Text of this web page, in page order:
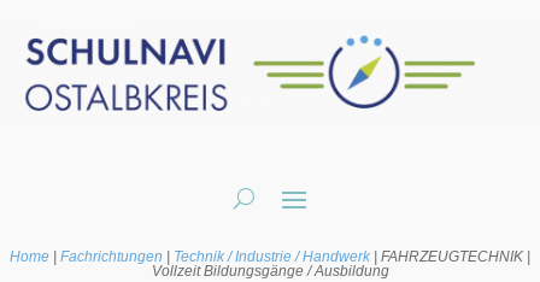
Home Fachrichtungen Technik / Industrie / Handwerk
FAHRZEUGTECHNIK |
Vollzeit Bildungsgänge / Ausbildung